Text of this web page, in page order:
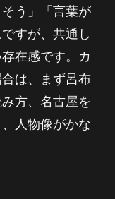
う」「言葉が
すが、共通し
在感です。カ
は、まず呂布
方、名古屋を
人物像がかな